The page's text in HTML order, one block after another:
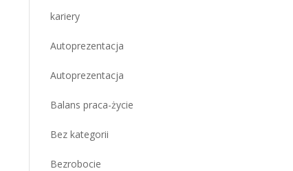
kariery
Autoprezentacja
Autoprezentacja
Balans praca-życie
Bez kategorii
Bezrobocie